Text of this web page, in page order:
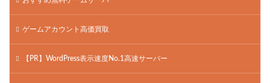
ゲームアカウント高価買取
【PR】WordPress表示速度No.1高速サーバー